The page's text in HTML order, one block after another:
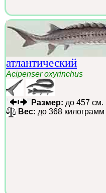
атлантический
Acipenser oxyrinchus
Размер: до 457 см.
Вес: до 368 килограмм